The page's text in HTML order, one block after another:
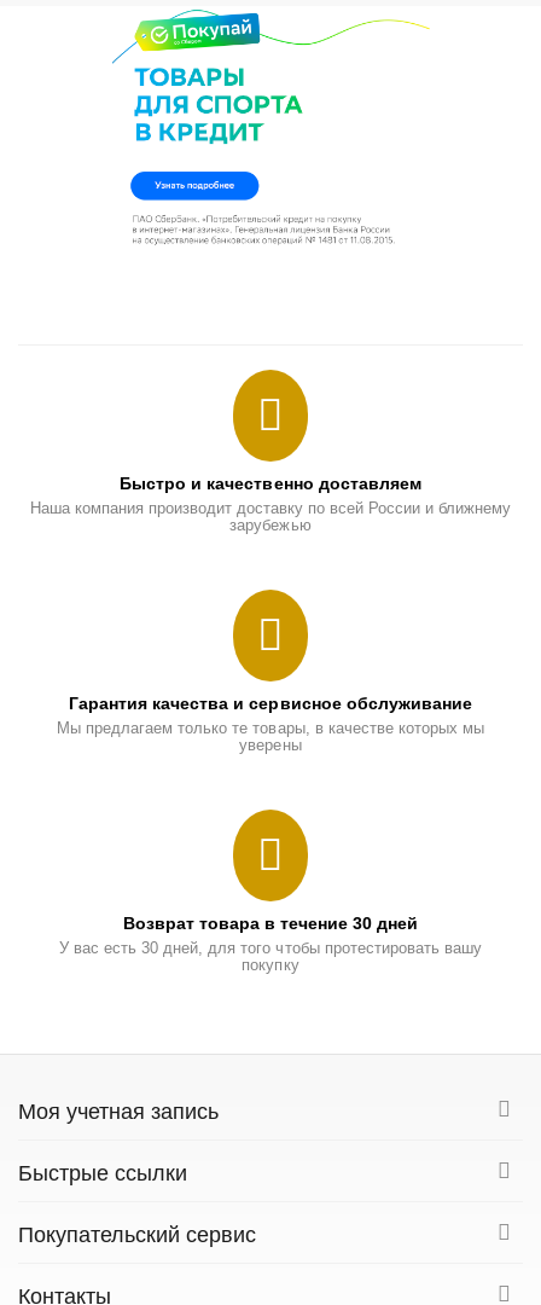
Быстро и качественно доставляем
Наша компания производит доставку по всей России и ближнему
зарубежью
Гарантия качества и сервисное обслуживание
Мы предлагаем только те товары, в качестве которых мы
уверены
Возврат товара в течение 30 дней
У вас есть 30 дней, для того чтобы протестировать вашу
покупку
Моя учетная запись
Быстрые ссылки
Покупательский сервис
Контакты